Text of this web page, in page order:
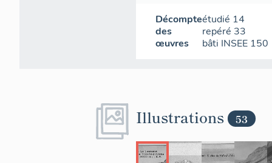
- Cinq
auberges de
de La Grave
Décompte
des
œuvres
étudié 14
repéré 33
bâti INSEE 150
Illustrations 53